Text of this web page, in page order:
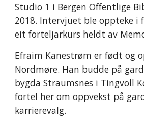
Studio 1 i Bergen Offentlige
2018. Intervjuet ble oppteke i
eit forteljarkurs heldt av
Efraim Kanestrøm er født og
Nordmøre. Han budde på
bygda Straumsnes i Tingvoll
fortel her om oppvekst på
karrierevalg.